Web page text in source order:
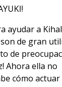
ayudar a
de gran
de
Ahora ella no
cómo